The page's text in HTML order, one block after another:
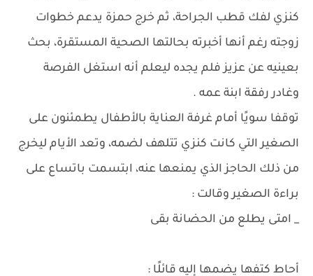
كنزي لفك قطب الجراحة، ثم خرج حمزة يدعم خطوات
زوجته رغم أنها أخبرته بحالتها الصحية المستقرة، بحث
بعينيه عن عزيز فلم يجده ليعلم أنه استغل الفرصة
وغادر رفقة ابنة عمه .
توقفا سويًا أمام غرفة العناية بالأطفال يطمئنون على
الصغير التي كانت كنزي تتلهف لضمه، وتعد الأيام ليخرج
من ذلك الحاجز الذي يمنعها عنه، ابتسمت باتساع على
براءة الصغير وقالت :
_ امتى يطلع من الحضانة بقى
أحاط كتفها يضمها إليه قائلًا :